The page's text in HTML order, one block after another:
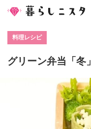
料理レシピ
グリーン弁当「冬」